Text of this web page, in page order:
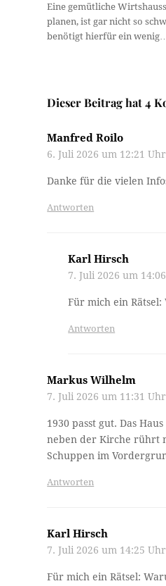
Eine gemütliche
planen, ist gar nicht so
benötigt hierfür ein wenig…
Dieser Beitrag hat 4
Manfred Roilo
6. Juli 2026 um 12:21 Uhr
Danke für die vielen
Antworten
Karl Hirsch
7. Juli 2026 um
Für mich ein
Antworten
Markus Wilhelm
7. Juli 2026 um 11:31 Uhr
1930 passt gut. Das
neben der Kirche rührt
Schuppen im
Antworten
Karl Hirsch
7. Juli 2026 um 14:25 Uhr
Für mich ein Rätsel: